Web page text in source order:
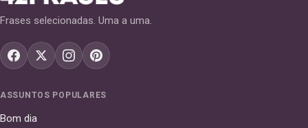
Frases selecionadas. Uma a uma.
ASSUNTOS POPULARES
Bom dia